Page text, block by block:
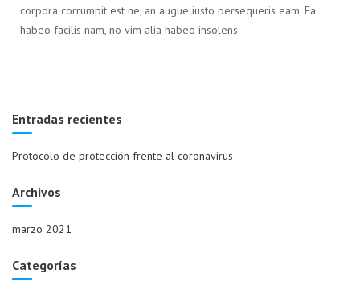
corpora corrumpit est ne, an augue iusto persequeris eam. Ea
habeo facilis nam, no vim alia habeo insolens.
Entradas recientes
Protocolo de protección frente al coronavirus
Archivos
marzo 2021
Categorías